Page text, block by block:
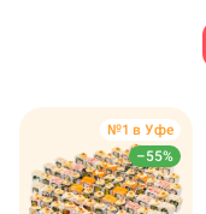
–55%
№1 в Уфе